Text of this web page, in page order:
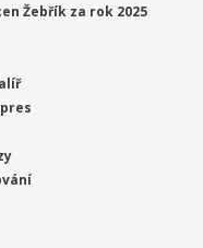
Žebřík za rok 2025